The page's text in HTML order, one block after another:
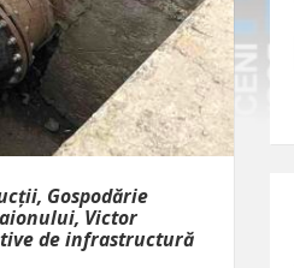
Gospodărie
Victor
de infrastructură